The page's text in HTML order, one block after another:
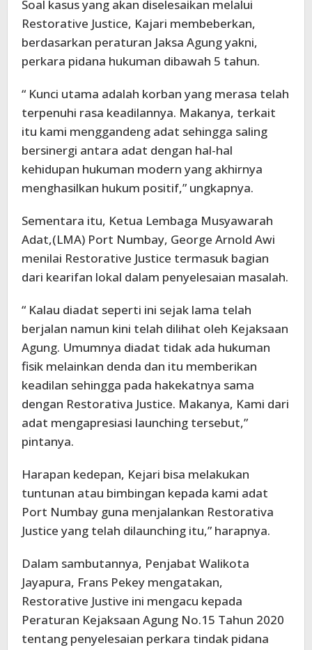
Soal kasus yang akan diselesaikan melalui
Restorative Justice, Kajari membeberkan,
berdasarkan peraturan Jaksa Agung yakni,
perkara pidana hukuman dibawah 5 tahun.
“ Kunci utama adalah korban yang merasa telah
terpenuhi rasa keadilannya. Makanya, terkait
itu kami menggandeng adat sehingga saling
bersinergi antara adat dengan hal-hal
kehidupan hukuman modern yang akhirnya
menghasilkan hukum positif,” ungkapnya.
Sementara itu, Ketua Lembaga Musyawarah
Adat,(LMA) Port Numbay, George Arnold Awi
menilai Restorative Justice termasuk bagian
dari kearifan lokal dalam penyelesaian masalah.
“ Kalau diadat seperti ini sejak lama telah
berjalan namun kini telah dilihat oleh Kejaksaan
Agung. Umumnya diadat tidak ada hukuman
fisik melainkan denda dan itu memberikan
keadilan sehingga pada hakekatnya sama
dengan Restorativa Justice. Makanya, Kami dari
adat mengapresiasi launching tersebut,”
pintanya.
Harapan kedepan, Kejari bisa melakukan
tuntunan atau bimbingan kepada kami adat
Port Numbay guna menjalankan Restorativa
Justice yang telah dilaunching itu,” harapnya.
Dalam sambutannya, Penjabat Walikota
Jayapura, Frans Pekey mengatakan,
Restorative Justive ini mengacu kepada
Peraturan Kejaksaan Agung No.15 Tahun 2020
tentang penyelesaian perkara tindak pidana